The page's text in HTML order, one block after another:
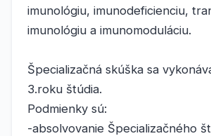
imunológiu, imunodeficienciu,
imunológiu a imunomoduláciu.
Špecializačná skúška sa
3.roku štúdia.
Podmienky sú:
-absolvovanie Špecializačného